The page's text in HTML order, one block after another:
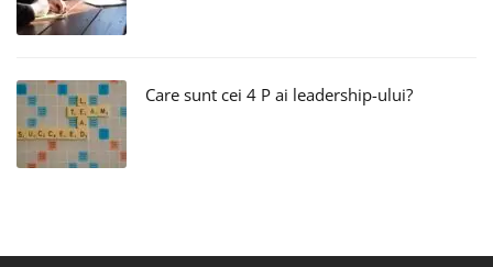
Care sunt cei 4 P ai leadership-ului?